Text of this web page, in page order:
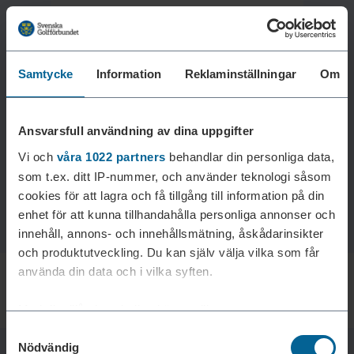
Samtycke Information Reklaminställningar Om
Ansvarsfull användning av dina uppgifter
Vi och våra 1022 partners behandlar din personliga data,
som t.ex. ditt IP-nummer, och använder teknologi såsom
cookies för att lagra och få tillgång till information på din
enhet för att kunna tillhandahålla personliga annonser och
innehåll, annons- och innehållsmätning, åskådarinsikter
och produktutveckling. Du kan själv välja vilka som får
använda din data och i vilka syften.
Med din tillåtelse skulle vi även vilja:
kan ha en noggrannhet på upp till flera meter
Nödvändig
Laddar reklam...